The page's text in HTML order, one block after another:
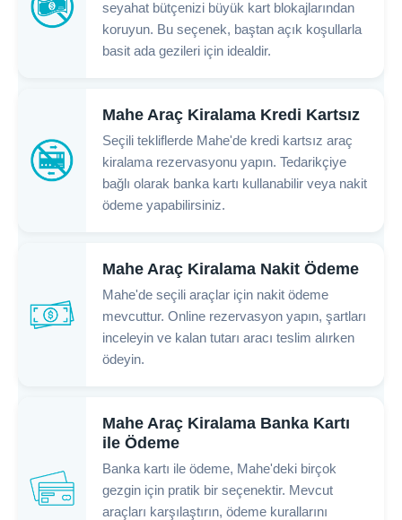
seyahat bütçenizi büyük kart blokajlarından
koruyun. Bu seçenek, baştan açık koşullarla
basit ada gezileri için idealdir.
Mahe Araç Kiralama Kredi Kartsız
Seçili tekliflerde Mahe'de kredi kartsız araç
kiralama rezervasyonu yapın. Tedarikçiye
bağlı olarak banka kartı kullanabilir veya nakit
ödeme yapabilirsiniz.
Mahe Araç Kiralama Nakit Ödeme
Mahe'de seçili araçlar için nakit ödeme
mevcuttur. Online rezervasyon yapın, şartları
inceleyin ve kalan tutarı aracı teslim alırken
ödeyin.
Mahe Araç Kiralama Banka Kartı
ile Ödeme
Banka kartı ile ödeme, Mahe'deki birçok
gezgin için pratik bir seçenektir. Mevcut
araçları karşılaştırın, ödeme kurallarını